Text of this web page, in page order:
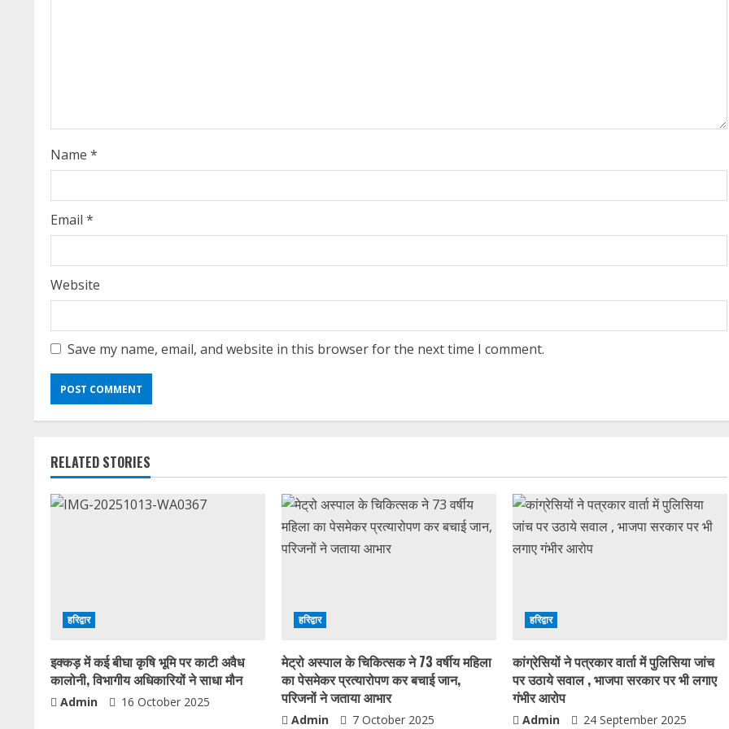
n
g
Name *
Email *
Website
Save my name, email, and website in this browser for the next time I comment.
RELATED STORIES
हरिद्वार
इक्कड़ में कई बीघा कृषि भूमि पर काटी अवैध
कालोनी, विभागीय अधिकारियों ने साधा मौन
Admin 16 October 2025
हरिद्वार
मेट्रो अस्पाल के चिकित्सक ने 73 वर्षीय महिला
का पेसमेकर प्रत्यारोपण कर बचाई जान,
परिजनों ने जताया आभार
Admin 7 October 2025
हरिद्वार
कांग्रेसियों ने पत्रकार वार्ता में पुलिसिया जांच
पर उठाये सवाल , भाजपा सरकार पर भी लगाए
गंभीर आरोप
Admin 24 September 2025